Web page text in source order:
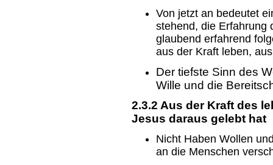
Von jetzt an bedeutet
stehend, die Erfahrung
glaubend erfahrend
aus der Kraft leben,
Der tiefste Sinn des
Wille und die
2.3.2 Aus der Kraft des
Jesus daraus gelebt hat
Nicht Haben Wollen
an die Menschen